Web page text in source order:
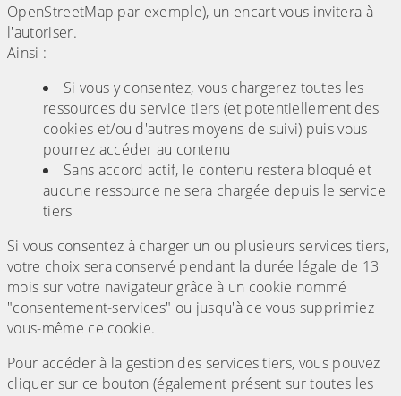
OpenStreetMap par exemple), un encart vous invitera à
l'autoriser.
Ainsi :
Si vous y consentez, vous chargerez toutes les
ressources du service tiers (et potentiellement des
cookies et/ou d'autres moyens de suivi) puis vous
pourrez accéder au contenu
Sans accord actif, le contenu restera bloqué et
aucune ressource ne sera chargée depuis le service
tiers
Si vous consentez à charger un ou plusieurs services tiers,
votre choix sera conservé pendant la durée légale de 13
mois sur votre navigateur grâce à un cookie nommé
"consentement-services" ou jusqu'à ce vous supprimiez
vous-même ce cookie.
Pour accéder à la gestion des services tiers, vous pouvez
cliquer sur ce bouton (également présent sur toutes les